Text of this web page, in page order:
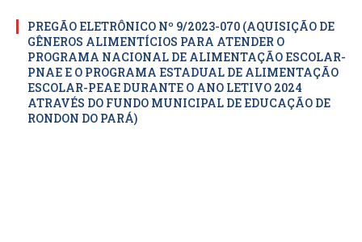
PREGÃO ELETRÔNICO Nº 9/2023-070 (AQUISIÇÃO DE
GÊNEROS ALIMENTÍCIOS PARA ATENDER O
PROGRAMA NACIONAL DE ALIMENTAÇÃO ESCOLAR-
PNAE E O PROGRAMA ESTADUAL DE ALIMENTAÇÃO
ESCOLAR-PEAE DURANTE O ANO LETIVO 2024
ATRAVÉS DO FUNDO MUNICIPAL DE EDUCAÇÃO DE
RONDON DO PARÁ)